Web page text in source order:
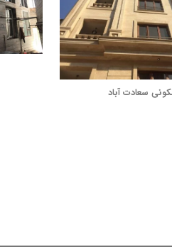
سعادت آباد